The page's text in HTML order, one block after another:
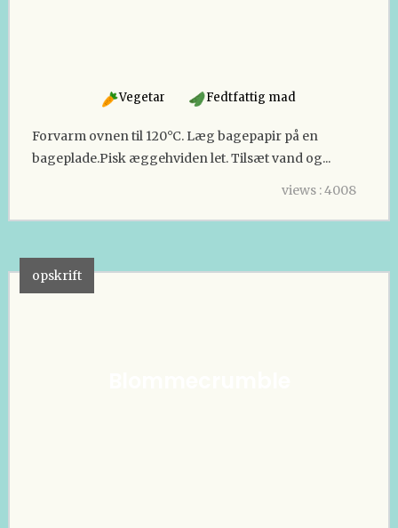
Vegetar Fedtfattig mad
Forvarm ovnen til 120°C. Læg bagepapir på en
bageplade.Pisk æggehviden let. Tilsæt vand og...
views : 4008
opskrift